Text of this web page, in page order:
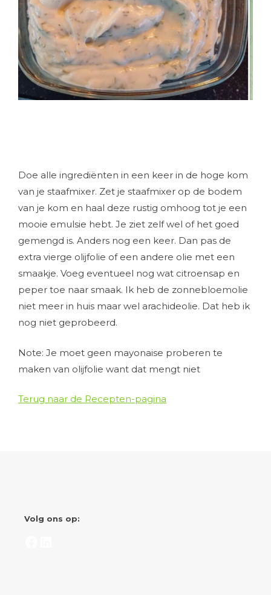
Doe alle ingrediënten in een keer in de hoge kom
van je staafmixer. Zet je staafmixer op de bodem
van je kom en haal deze rustig omhoog tot je een
mooie emulsie hebt. Je ziet zelf wel of het goed
gemengd is. Anders nog een keer. Dan pas de
extra vierge olijfolie of een andere olie met een
smaakje. Voeg eventueel nog wat citroensap en
peper toe naar smaak. Ik heb de zonnebloemolie
niet meer in huis maar wel arachideolie. Dat heb ik
nog niet geprobeerd.
Note: Je moet geen mayonaise proberen te
maken van olijfolie want dat mengt niet
Terug naar de Recepten-pagina
Volg ons op: